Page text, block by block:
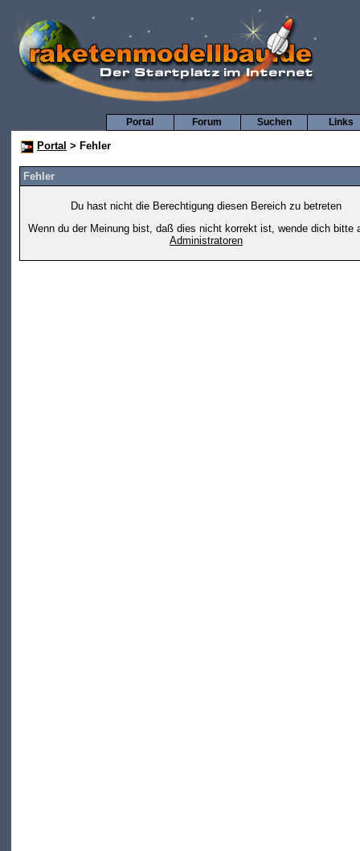
Links
Suchen
Forum
Portal
Portal > Fehler
Fehler
Du hast nicht die Berechtigung diesen Bereich zu betreten
Wenn du der Meinung bist, daß dies nicht korrekt ist, wende dich bitte
Administratoren